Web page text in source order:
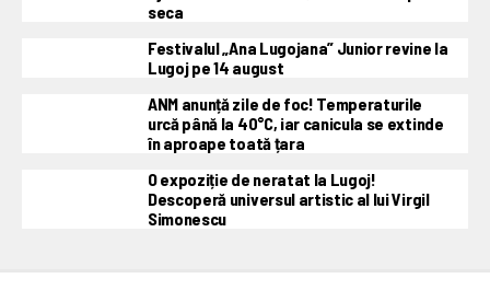
seca
Festivalul „Ana Lugojana” Junior revine la
Lugoj pe 14 august
ANM anunță zile de foc! Temperaturile
urcă până la 40°C, iar canicula se extinde
în aproape toată țara
O expoziție de neratat la Lugoj!
Descoperă universul artistic al lui Virgil
Simonescu